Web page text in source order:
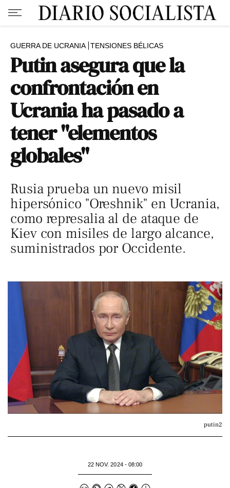
GUERRA DE UCRANIA TENSIONES BÉLICAS
Putin asegura que la
confrontación en
Ucrania ha pasado a
tener "elementos
globales"
Rusia prueba un nuevo misil
hipersónico "Oreshnik" en Ucrania,
como represalia al de ataque de
Kiev con misiles de largo alcance,
suministrados por Occidente.
putin2
22 NOV. 2024 - 08:00